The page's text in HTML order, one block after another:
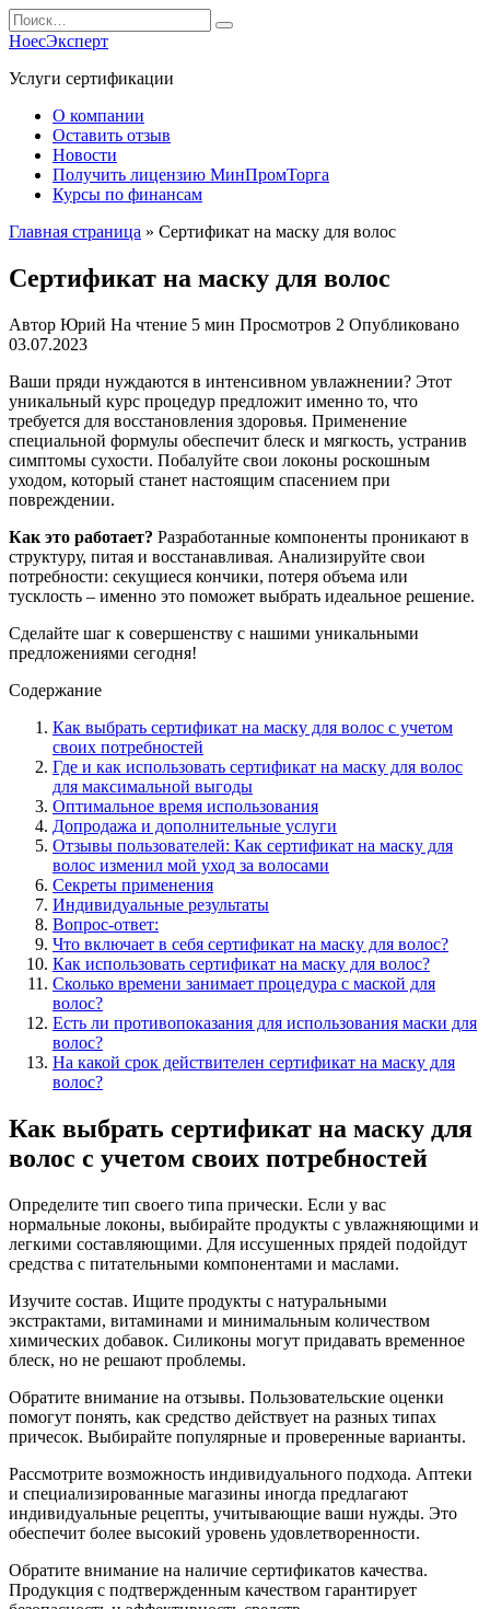
Перейти
к
содержанию
Search
for:
НоесЭксперт
Услуги сертификации
О компании
Оставить отзыв
Новости
Получить лицензию МинПромТорга
Курсы по финансам
Главная страница » Сертификат на маску для волос
Сертификат на маску для волос
Автор Юрий На чтение 5 мин Просмотров 2 Опубликовано
03.07.2023
Ваши пряди нуждаются в интенсивном увлажнении? Этот
уникальный курс процедур предложит именно то, что
требуется для восстановления здоровья. Применение
специальной формулы обеспечит блеск и мягкость, устранив
симптомы сухости. Побалуйте свои локоны роскошным
уходом, который станет настоящим спасением при
повреждении.
Как это работает? Разработанные компоненты проникают в
структуру, питая и восстанавливая. Анализируйте свои
потребности: секущиеся кончики, потеря объема или
тусклость – именно это поможет выбрать идеальное решение.
Сделайте шаг к совершенству с нашими уникальными
предложениями сегодня!
Содержание
Как выбрать сертификат на маску для волос с учетом
своих потребностей
Где и как использовать сертификат на маску для волос
для максимальной выгоды
Оптимальное время использования
Допродажа и дополнительные услуги
Отзывы пользователей: Как сертификат на маску для
волос изменил мой уход за волосами
Секреты применения
Индивидуальные результаты
Вопрос-ответ:
Что включает в себя сертификат на маску для волос?
Как использовать сертификат на маску для волос?
Сколько времени занимает процедура с маской для
волос?
Есть ли противопоказания для использования маски для
волос?
На какой срок действителен сертификат на маску для
волос?
Как выбрать сертификат на маску для
волос с учетом своих потребностей
Определите тип своего типа прически. Если у вас
нормальные локоны, выбирайте продукты с увлажняющими и
легкими составляющими. Для иссушенных прядей подойдут
средства с питательными компонентами и маслами.
Изучите состав. Ищите продукты с натуральными
экстрактами, витаминами и минимальным количеством
химических добавок. Силиконы могут придавать временное
блеск, но не решают проблемы.
Обратите внимание на отзывы. Пользовательские оценки
помогут понять, как средство действует на разных типах
причесок. Выбирайте популярные и проверенные варианты.
Рассмотрите возможность индивидуального подхода. Аптеки
и специализированные магазины иногда предлагают
индивидуальные рецепты, учитывающие ваши нужды. Это
обеспечит более высокий уровень удовлетворенности.
Обратите внимание на наличие сертификатов качества.
Продукция с подтвержденным качеством гарантирует